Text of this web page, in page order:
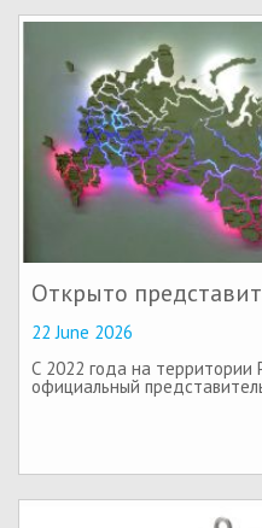
Открыто
22 June 2026
С 2022 года на
официальный